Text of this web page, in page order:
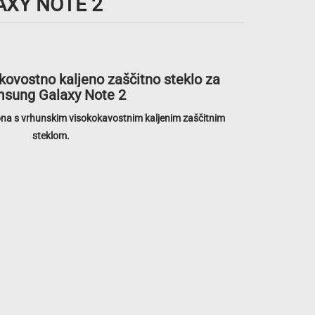
kaljeno zaščitno steklo za
Galaxy Note 2
s vrhunskim visokokavostnim kaljenim zaščitnim
steklom.